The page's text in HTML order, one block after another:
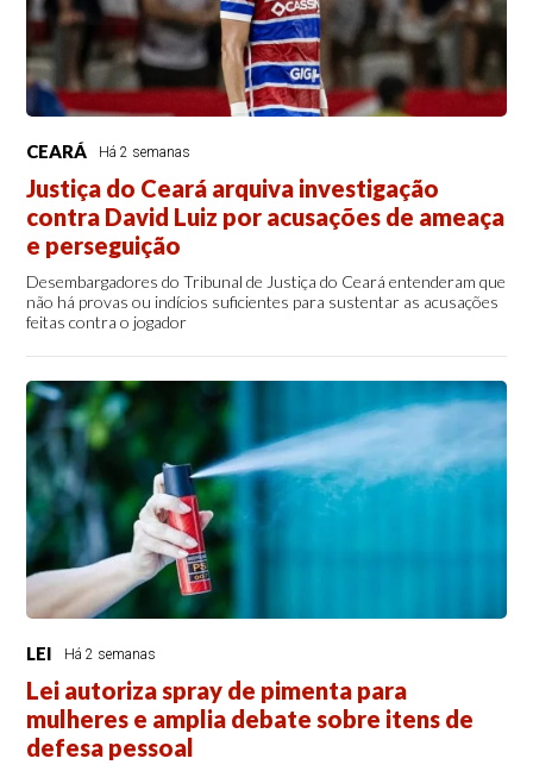
CEARÁ Há 2 semanas
Justiça do Ceará arquiva investigação
contra David Luiz por acusações de ameaça
e perseguição
Desembargadores do Tribunal de Justiça do Ceará entenderam que
não há provas ou indícios suficientes para sustentar as acusações
feitas contra o jogador
LEI Há 2 semanas
Lei autoriza spray de pimenta para
mulheres e amplia debate sobre itens de
defesa pessoal